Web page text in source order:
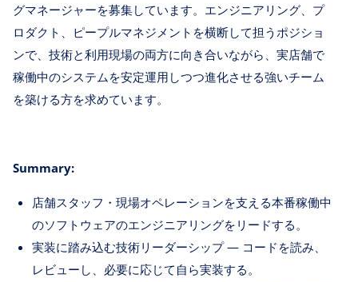
グマネージャーを募集しています。エンジニアリング、プ
ロダクト、ピープルマネジメントを横断して担うポジショ
ンで、技術と利用現場の両方に向き合いながら、実店舗で
稼働中のシステムを安定運用しつつ進化させる強いチーム
を築ける方を求めています。
Summary:
店舗スタッフ・現場オペレーションを支える本番稼働中
のソフトウェアのエンジニアリングをリードする。
実装に踏み込む技術リーダーシップ — コードを読み、
レビューし、必要に応じて自ら実装する。